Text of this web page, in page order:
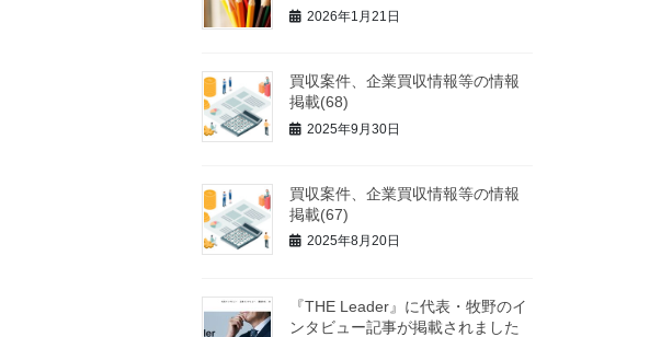
2026年1月21日
買収案件、企業買収情報等の情報
掲載(68)
2025年9月30日
買収案件、企業買収情報等の情報
掲載(67)
2025年8月20日
『THE Leader』に代表・牧野のイ
ンタビュー記事が掲載されました